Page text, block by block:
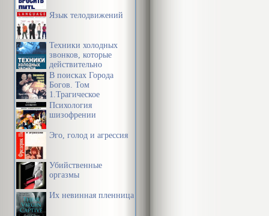
Язык телодвижений
Техники холодных
звонков, которые
действительно
работают
В поисках Города
Богов. Том
1.Трагическое
послание древних.
Психология
шизофрении
Эго, голод и агрессия
Убийственные
оргазмы
Их невинная пленница